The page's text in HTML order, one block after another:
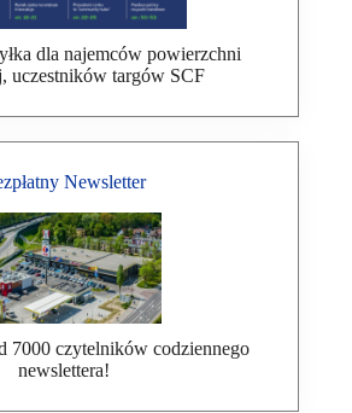
dla najemców powierzchni
uczestników targów SCF
Newsletter
7000 czytelników codziennego
newslettera!